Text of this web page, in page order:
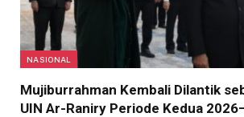
NASIONAL
Mujiburrahman Kembali Dilantik
UIN Ar-Raniry Periode Kedua